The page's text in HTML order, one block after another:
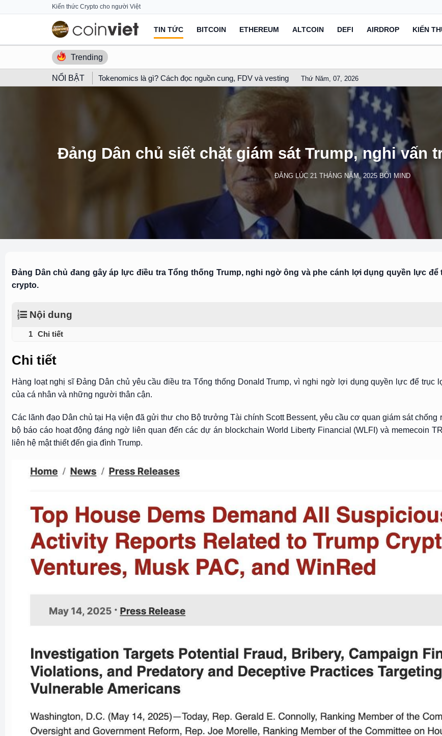
Kiến thức Crypto cho người Việt
TIN TỨC BITCOIN ETHEREUM ALTCOIN DEFI AIRDROP KIẾN
Trending
NỔI BẬT Tokenomics là gì? Cách đọc nguồn cung, FDV và vesting Thứ Năm, 07, 2026
Đảng Dân chủ siết chặt giám sát Trump, nghi
ĐĂNG LÚC 21 THÁNG NĂM, 2025BỞI MIND
Đảng Dân chủ đang gây áp lực điều tra Tổng thống Trump, nghi ngờ ông và phe cánh lợi dụng quyền lực
crypto.
Nội dung
Chi tiết
Chi tiết
Hàng loạt nghị sĩ Đảng Dân chủ yêu cầu điều tra Tổng thống Donald Trump, vì nghi ngờ lợi dụng quyền lực để trục
của cá nhân và những người thân cận.
Các lãnh đạo Dân chủ tại Hạ viện đã gửi thư cho Bộ trưởng Tài chính Scott Bessent, yêu cầu cơ quan giám sát chống
bộ báo cáo hoạt động đáng ngờ liên quan đến các dự án blockchain World Liberty Financial (WLFI) và memecoin
liên hệ mật thiết đến gia đình Trump.